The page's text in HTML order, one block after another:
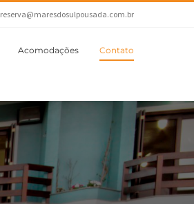
reserva@maresdosulpousada.com.br
Acomodações Contato